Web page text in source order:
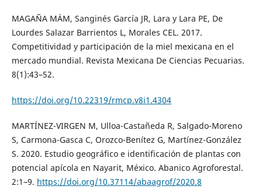
MAGAÑA MÁM, Sanginés García JR, Lara y Lara PE, De
Lourdes Salazar Barrientos L, Morales CEL. 2017.
Competitividad y participación de la miel mexicana en el
mercado mundial. Revista Mexicana De Ciencias Pecuarias.
8(1):43–52.
https://doi.org/10.22319/rmcp.v8i1.4304
MARTÍNEZ-VIRGEN M, Ulloa-Castañeda R, Salgado-Moreno
S, Carmona-Gasca C, Orozco-Benítez G, Martínez-González
S. 2020. Estudio geográfico e identificación de plantas con
potencial apícola en Nayarit, México. Abanico Agroforestal.
2:1–9. https://doi.org/10.37114/abaagrof/2020.8